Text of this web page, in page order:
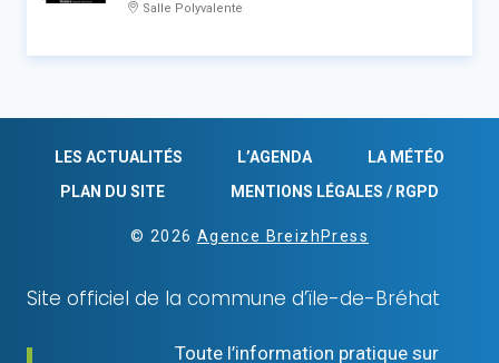
Salle Polyvalente
LES ACTUALITÉS L’AGENDA
LA MÉTÉO
PLAN DU SITE
MENTIONS LÉGALES / RGPD
© 2026 Agence BreizhPress
Site officiel de la commune d’ïle-de-Bréhat
Toute l’information pratique sur